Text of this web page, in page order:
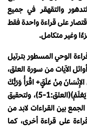
والتقهقر في جميع
على قراءة واحدة فقط
وغير متكامل.
الوحي المسطور بترتيل
الآيات من سورة العلق،
مِنْ عَلَقٍ+ اقْرَأْ وَرَبُّكَ
الأَكْرَمُ+ الَّذِي عَلَّمَ بِالْقَلَمِ + عَلَّمَ الإِنْسَانَ مَا لَمْ يَعْلَمْ﴾(العلق:1-5)، ولتحقيق
بين القراءات لابد من
على قراءة أخرى، كما